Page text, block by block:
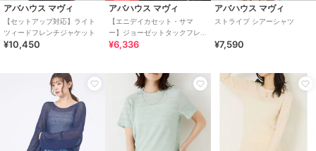
アバハウス マヴィ
【セットアップ対応】ライト
ツィードフレンチジャケット
¥10,450
アバハウス マヴィ
【エニデイカセット・サマ
ー】ジョーゼットタックフレ
アーブラウス
¥6,336
アバハウス マヴィ
ストライプ シアーシャツ
¥7,590